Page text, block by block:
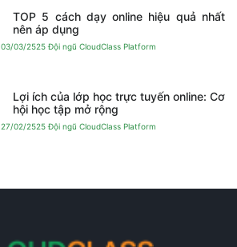
TOP 5 cách dạy online hiệu quả nhất
nên áp dụng
03/03/2525 Đội ngũ CloudClass Platform
Lợi ích của lớp học trực tuyến online: Cơ
hội học tập mở rộng
27/02/2525 Đội ngũ CloudClass Platform